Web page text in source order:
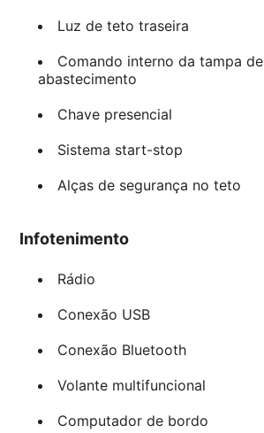
Luz de teto traseira
Comando interno da tampa de
abastecimento
Chave presencial
Sistema start-stop
Alças de segurança no teto
Infotenimento
Rádio
Conexão USB
Conexão Bluetooth
Volante multifuncional
Computador de bordo